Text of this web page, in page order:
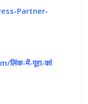
Partner-
में-पूरा-कां